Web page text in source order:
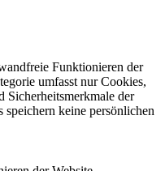
Funktionieren der
umfasst nur Cookies,
Sicherheitsmerkmale der
keine persönlichen